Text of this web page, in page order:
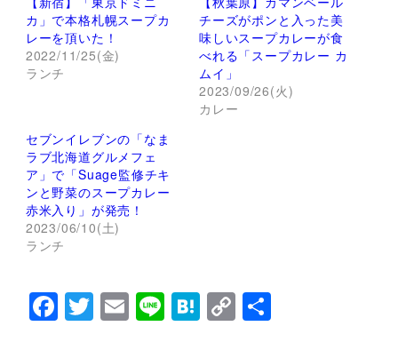
t
e
r
で
共
有
い
ウ
ィ
ン
ド
ウ
で
開
き
ま
す
共
有
す
る
に
て
く
だ
さ
い
(
新
し
い
ウ
で
開
カ」で本格札幌スープカ
レーを頂いた！
2022/11/25(金)
ランチ
チーズがポンと入った美
味しいスープカレーが食
べれる「スープカレー カ
ムイ」
2023/09/26(火)
カレー
セブンイレブンの「なま
ラブ北海道グルメフェ
ア」で「Suage監修チキ
ンと野菜のスープカレー
赤米入り」が発売！
2023/06/10(土)
ランチ
F T E Li H C 共